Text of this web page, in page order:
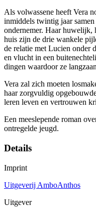
Als volwassene heeft Vera
inmiddels twintig jaar
ondernemer. Haar huwelijk,
huis zijn de drie wankele
de relatie met Lucien onder
en vlucht in een
dingen waardoor ze
Vera zal zich moeten
haar zorgvuldig
leren leven en vertrouwen
Een meeslepende roman
ontregelde jeugd.
Details
Imprint
Uitgeverij AmboAnthos
Uitgever